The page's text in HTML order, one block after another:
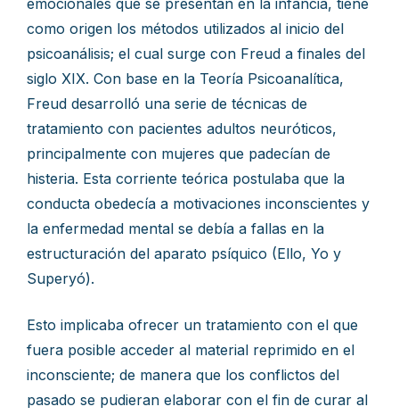
emocionales que se presentan en la infancia, tiene
como origen los métodos utilizados al inicio del
psicoanálisis; el cual surge con Freud a finales del
siglo XIX. Con base en la Teoría Psicoanalítica,
Freud desarrolló una serie de técnicas de
tratamiento con pacientes adultos neuróticos,
principalmente con mujeres que padecían de
histeria. Esta corriente teórica postulaba que la
conducta obedecía a motivaciones inconscientes y
la enfermedad mental se debía a fallas en la
estructuración del aparato psíquico (Ello, Yo y
Superyó).
Esto implicaba ofrecer un tratamiento con el que
fuera posible acceder al material reprimido en el
inconsciente; de manera que los conflictos del
pasado se pudieran elaborar con el fin de curar al